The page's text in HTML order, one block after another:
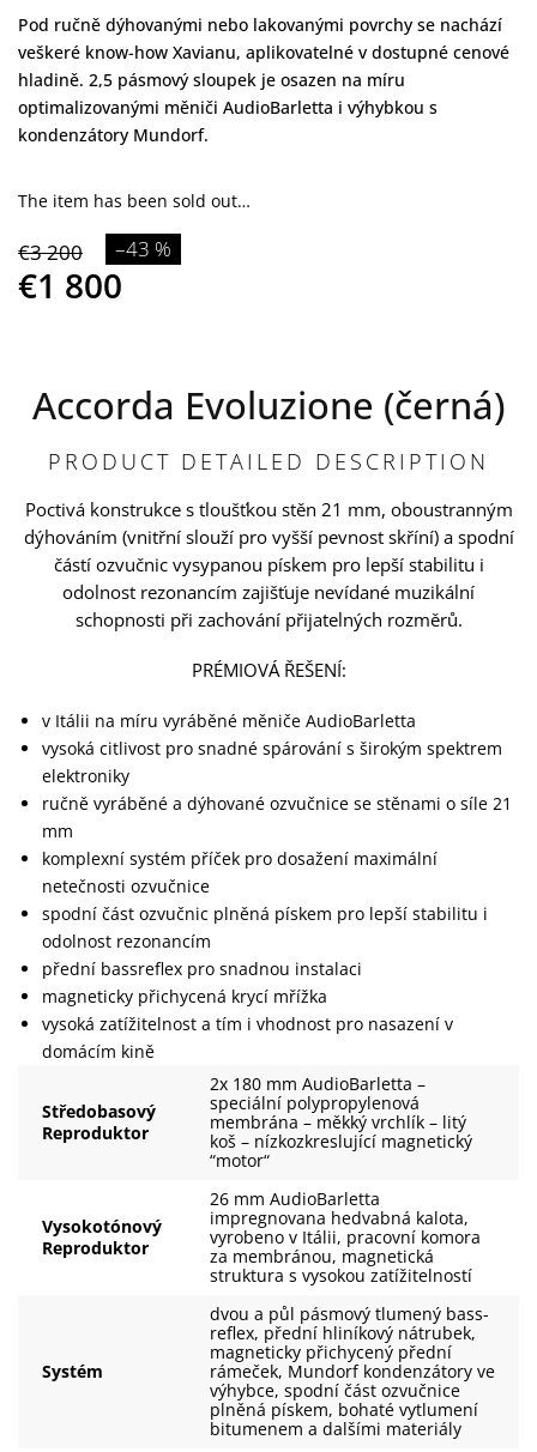
€3 200 –43 %
€1 800
The item has been sold out…
Pod ručně dýhovanými nebo lakovanými povrchy se nachází
veškeré know-how Xavianu, aplikovatelné v dostupné cenové
hladině. 2,5 pásmový sloupek je osazen na míru
optimalizovanými měniči AudioBarletta i výhybkou s
kondenzátory Mundorf.
Accorda Evoluzione (černá)
PRODUCT DETAILED DESCRIPTION
Poctivá konstrukce s tloušťkou stěn 21 mm, oboustranným
dýhováním (vnitřní slouží pro vyšší pevnost skříní) a spodní
částí ozvučnic vysypanou pískem pro lepší stabilitu i
odolnost rezonancím zajišťuje nevídané muzikální
schopnosti při zachování přijatelných rozměrů.
PRÉMIOVÁ ŘEŠENÍ:
v Itálii na míru vyráběné měniče AudioBarletta
vysoká citlivost pro snadné spárování s širokým spektrem
elektroniky
ručně vyráběné a dýhované ozvučnice se stěnami o síle 21
mm
komplexní systém příček pro dosažení maximální
netečnosti ozvučnice
spodní část ozvučnic plněná pískem pro lepší stabilitu i
odolnost rezonancím
přední bassreflex pro snadnou instalaci
magneticky přichycená krycí mřížka
vysoká zatížitelnost a tím i vhodnost pro nasazení v
domácím kině
Středobasový
Reproduktor
2x 180 mm AudioBarletta –
speciální polypropylenová
membrána – měkký vrchlík – litý
koš – nízkozkreslující magnetický
“motor“
Vysokotónový
Reproduktor
26 mm AudioBarletta
impregnovana hedvabná kalota,
vyrobeno v Itálii, pracovní komora
za membránou, magnetická
struktura s vysokou zatížitelností
Systém
dvou a půl pásmový tlumený bass-
reflex, přední hliníkový nátrubek,
magneticky přichycený přední
rámeček, Mundorf kondenzátory ve
výhybce, spodní část ozvučnice
plněná pískem, bohaté vytlumení
bitumenem a dalšími materiály